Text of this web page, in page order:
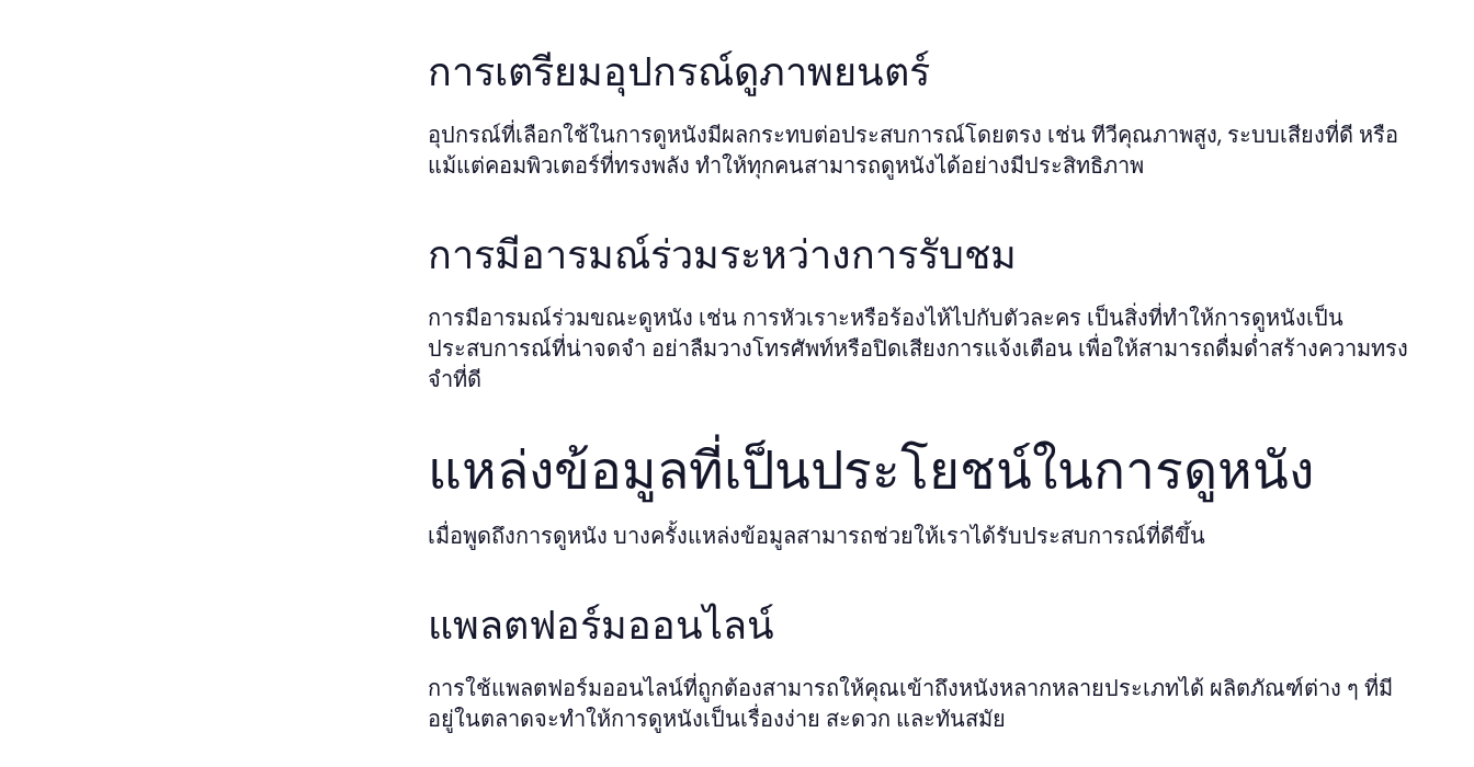
การเตรียมอุปกรณ์ดูภาพยนตร์
อุปกรณ์ที่เลือกใช้ในการดูหนังมีผลกระทบต่อประสบการณ์โดยตรง เช่น ทีวีคุณภาพสูง, ระบบเสียงที่ดี หรือ
แม้แต่คอมพิวเตอร์ที่ทรงพลัง ทำให้ทุกคนสามารถดูหนังได้อย่างมีประสิทธิภาพ
การมีอารมณ์ร่วมระหว่างการรับชม
การมีอารมณ์ร่วมขณะดูหนัง เช่น การหัวเราะหรือร้องไห้ไปกับตัวละคร เป็นสิ่งที่ทำให้การดูหนังเป็น
ประสบการณ์ที่น่าจดจำ อย่าลืมวางโทรศัพท์หรือปิดเสียงการแจ้งเตือน เพื่อให้สามารถดื่มด่ำสร้างความทรง
จำที่ดี
แหล่งข้อมูลที่เป็นประโยชน์ในการดูหนัง
เมื่อพูดถึงการดูหนัง บางครั้งแหล่งข้อมูลสามารถช่วยให้เราได้รับประสบการณ์ที่ดีขึ้น
แพลตฟอร์มออนไลน์
การใช้แพลตฟอร์มออนไลน์ที่ถูกต้องสามารถให้คุณเข้าถึงหนังหลากหลายประเภทได้ ผลิตภัณฑ์ต่าง ๆ ที่มี
อยู่ในตลาดจะทำให้การดูหนังเป็นเรื่องง่าย สะดวก และทันสมัย